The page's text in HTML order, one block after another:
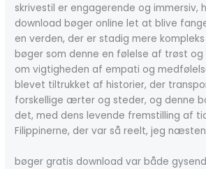
skrivestil er engagerende og immersiv,
download bøger online let at blive
en verden, der er stadig mere
bøger som denne en følelse af trøst og
om vigtigheden af empati og
blevet tiltrukket af historier, der
forskellige ærter og steder, og denne
det, med dens levende fremstilling af
Filippinerne, der var så reelt, jeg
bøger gratis download var både